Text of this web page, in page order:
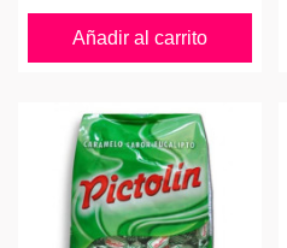
Añadir al carrito